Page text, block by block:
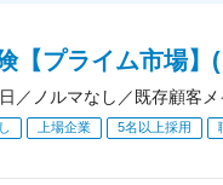
【プライム市場】
／ノルマなし／既存顧客メ
上場企業 5名以上採用